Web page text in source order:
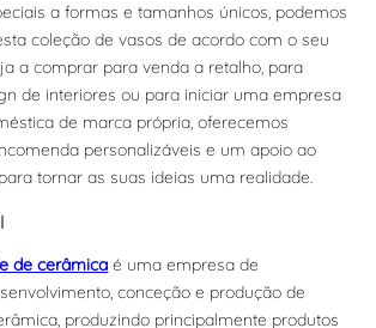
a formas e tamanhos únicos, podemos
coleção de vasos de acordo com o seu
a comprar para venda a retalho, para
de interiores ou para iniciar uma empresa
de marca própria, oferecemos
personalizáveis e um apoio ao
tornar as suas ideias uma realidade.
de cerâmica é uma empresa de
conceção e produção de
produzindo principalmente produtos